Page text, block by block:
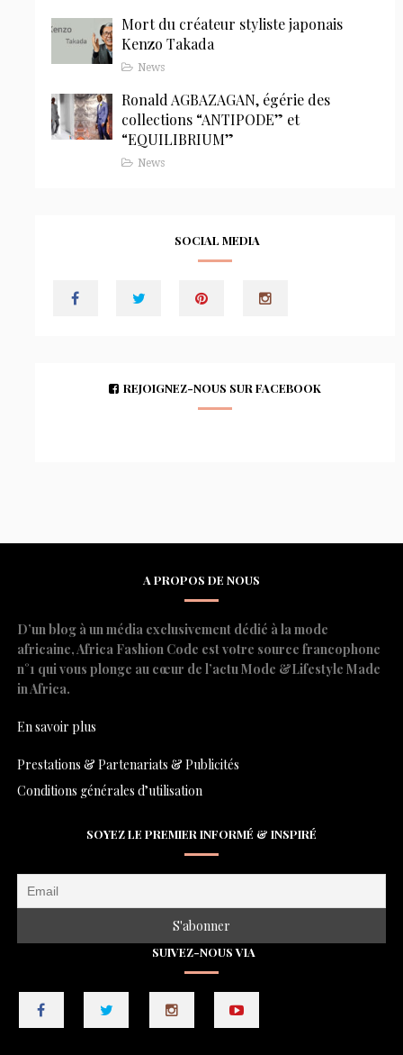
Mort du créateur styliste japonais
Kenzo Takada
News
Ronald AGBAZAGAN, égérie des
collections “ANTIPODE” et
“EQUILIBRIUM”
News
SOCIAL MEDIA
REJOIGNEZ-NOUS SUR FACEBOOK
A PROPOS DE NOUS
D’un blog à un média exclusivement dédié à la mode
africaine, Africa Fashion Code est votre source francophone
n°1 qui vous plonge au cœur de l’actu Mode &Lifestyle Made
in Africa.
En savoir plus
Prestations & Partenariats & Publicités
Conditions générales d’utilisation
SOYEZ LE PREMIER INFORMÉ & INSPIRÉ
SUIVEZ-NOUS VIA